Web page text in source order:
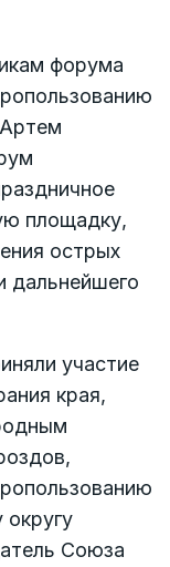
форума
площадку,
острых
дальнейшего
участие
края,
Союза